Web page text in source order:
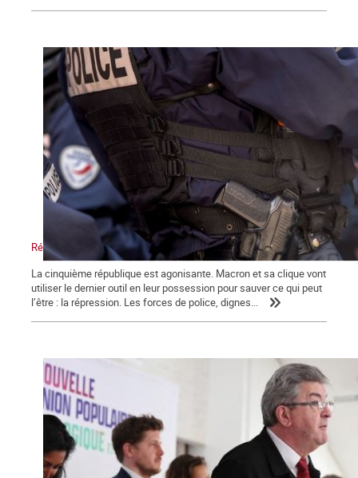
Répression, maître-mot de la macronie.
La cinquième république est agonisante. Macron et sa clique vont
utiliser le dernier outil en leur possession pour sauver ce qui peut
l’être : la répression. Les forces de police, dignes...